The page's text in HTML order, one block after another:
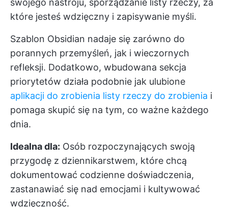
swojego nastroju, sporządzanie listy rzeczy, za
które jesteś wdzięczny i zapisywanie myśli.
Szablon Obsidian nadaje się zarówno do
porannych przemyśleń, jak i wieczornych
refleksji. Dodatkowo, wbudowana sekcja
priorytetów działa podobnie jak ulubione
aplikacji do zrobienia listy rzeczy do zrobienia i
pomaga skupić się na tym, co ważne każdego
dnia.
Idealna dla: Osób rozpoczynających swoją
przygodę z dziennikarstwem, które chcą
dokumentować codzienne doświadczenia,
zastanawiać się nad emocjami i kultywować
wdzięczność.